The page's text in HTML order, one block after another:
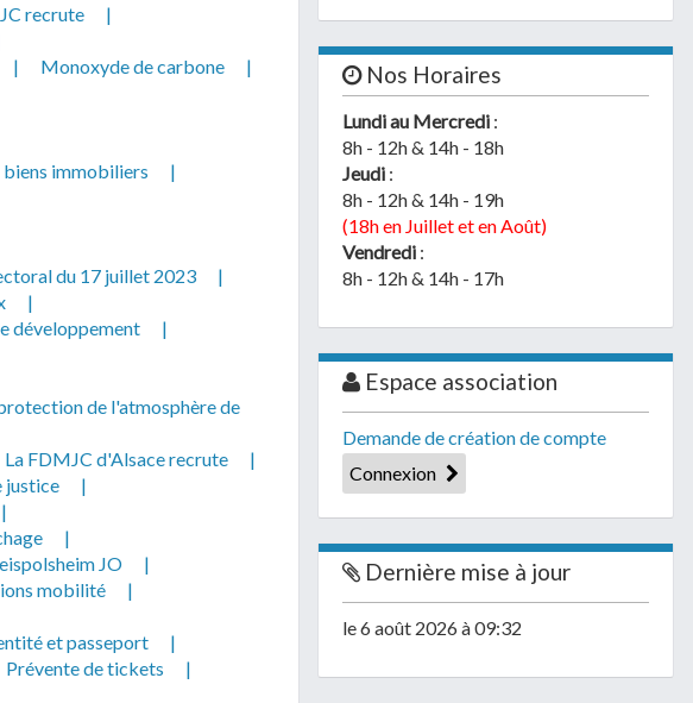
recrute
|
| Monoxyde de carbone
|
biens immobiliers
|
du 17 juillet 2023
|
|
développement
|
de l'atmosphère de
La FDMJC d'Alsace recrute
|
justice
|
|
|
JO
|
mobilité
|
et passeport
|
Prévente de tickets
|
Nos Horaires
Lundi au Mercredi :
8h - 12h & 14h - 18h
Jeudi :
8h - 12h & 14h - 19h
(18h en Juillet et en Août)
Vendredi :
8h - 12h & 14h - 17h
Espace association
Demande de création de compte
Connexion
Dernière mise à jour
le 6 août 2026 à 09:32